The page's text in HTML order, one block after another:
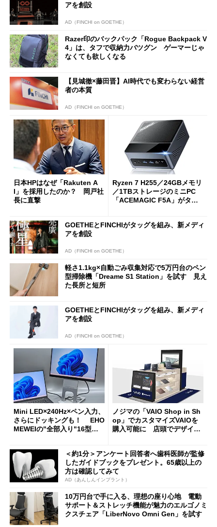
アを創設
AD（FINCHI on GOETHE）
Razer印のバックパック「Rogue Backpack V
4」は、タフで収納力バツグン ゲーマーじゃ
なくても欲しくなる
【見城徹×藤田晋】AI時代でも変わらない経営
者の本質
AD（FINCHI on GOETHE）
日本HPはなぜ「Rakuten A
I」を採用したのか？ 岡戸社
長に直撃
Ryzen 7 H255／24GBメモリ
／1TBストレージのミニPC
「ACEMAGIC F5A」がタイ
GOETHEとFINCHIがタッグを組み、新メディ
アを創設
AD（FINCHI on GOETHE）
軽さ1.1kg×自動ごみ収集対応で5万円台のペン
型掃除機「Dreame S1 Station」を試す 見え
た長所と短所
GOETHEとFINCHIがタッグを組み、新メディ
アを創設
AD（FINCHI on GOETHE）
Mini LED×240Hz×ペン入力、
さらにドッキングも！ EHO
MEWEIの"全部入り"16型モ
ノジマの「VAIO Shop in Sh
op」でカスタマイズVAIOを
購入可能に 店頭でデザイン
＜約1分＞アンケート回答者へ歯科医師が監修
したガイドブックをプレゼント。65歳以上の
方は確認してみて
AD（あんしんインプラント）
10万円台で手に入る、理想の座り心地 電動
サポート＆ストレッチ機能が魅力のエルゴノミ
クスチェア「LiberNovo Omni Gen」を試す